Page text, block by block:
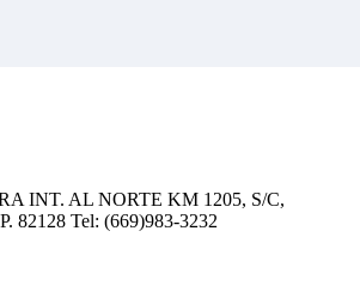
INT. AL NORTE KM 1205, S/C,
82128 Tel: (669)983-3232